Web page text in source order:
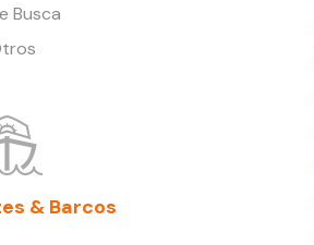
Busca
& Barcos